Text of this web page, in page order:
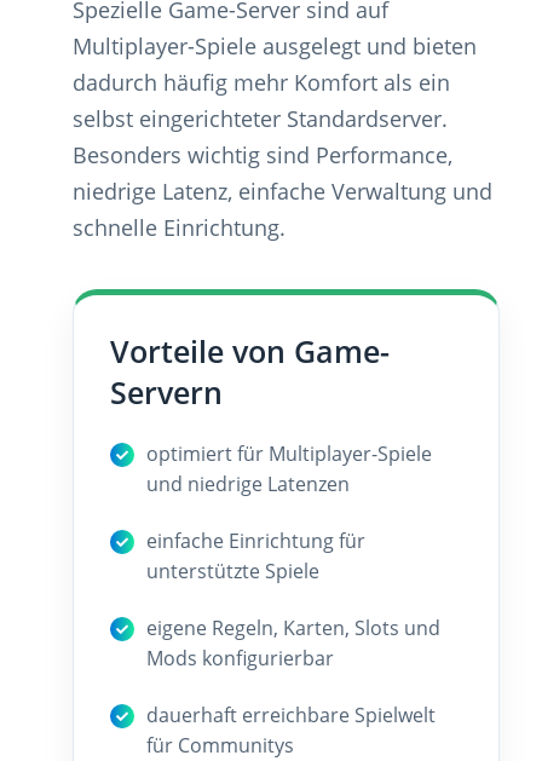
Spezielle Game-Server sind auf
Multiplayer-Spiele ausgelegt und bieten
dadurch häufig mehr Komfort als ein
selbst eingerichteter Standardserver.
Besonders wichtig sind Performance,
niedrige Latenz, einfache Verwaltung und
schnelle Einrichtung.
Vorteile von Game-
Servern
optimiert für Multiplayer-Spiele
und niedrige Latenzen
einfache Einrichtung für
unterstützte Spiele
eigene Regeln, Karten, Slots und
Mods konfigurierbar
dauerhaft erreichbare Spielwelt
für Communitys